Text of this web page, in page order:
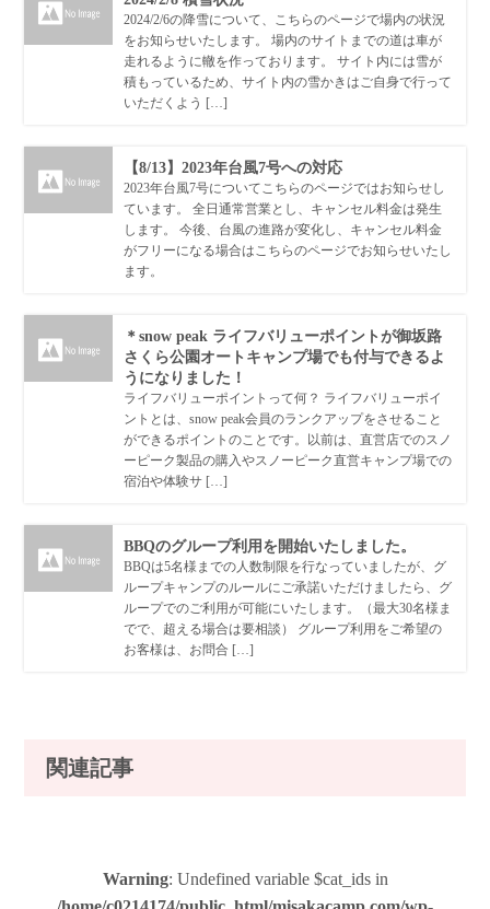
2024/2/6の降雪について、こちらのページで場内の状況
をお知らせいたします。 場内のサイトまでの道は車が
走れるように轍を作っております。 サイト内には雪が
積もっているため、サイト内の雪かきはご自身で行って
いただくよう […]
【8/13】2023年台風7号への対応
2023年台風7号についてこちらのページではお知らせし
ています。 全日通常営業とし、キャンセル料金は発生
します。 今後、台風の進路が変化し、キャンセル料金
がフリーになる場合はこちらのページでお知らせいたし
ます。
＊snow peak ライフバリューポイントが御坂路
さくら公園オートキャンプ場でも付与できるよ
うになりました！
ライフバリューポイントって何？ ライフバリューポイ
ントとは、snow peak会員のランクアップをさせること
ができるポイントのことです。以前は、直営店でのスノ
ーピーク製品の購入やスノーピーク直営キャンプ場での
宿泊や体験サ […]
BBQのグループ利用を開始いたしました。
BBQは5名様までの人数制限を行なっていましたが、グ
ループキャンプのルールにご承諾いただけましたら、グ
ループでのご利用が可能にいたします。（最大30名様ま
でで、超える場合は要相談） グループ利用をご希望の
お客様は、お問合 […]
関連記事
Warning: Undefined variable $cat_ids in